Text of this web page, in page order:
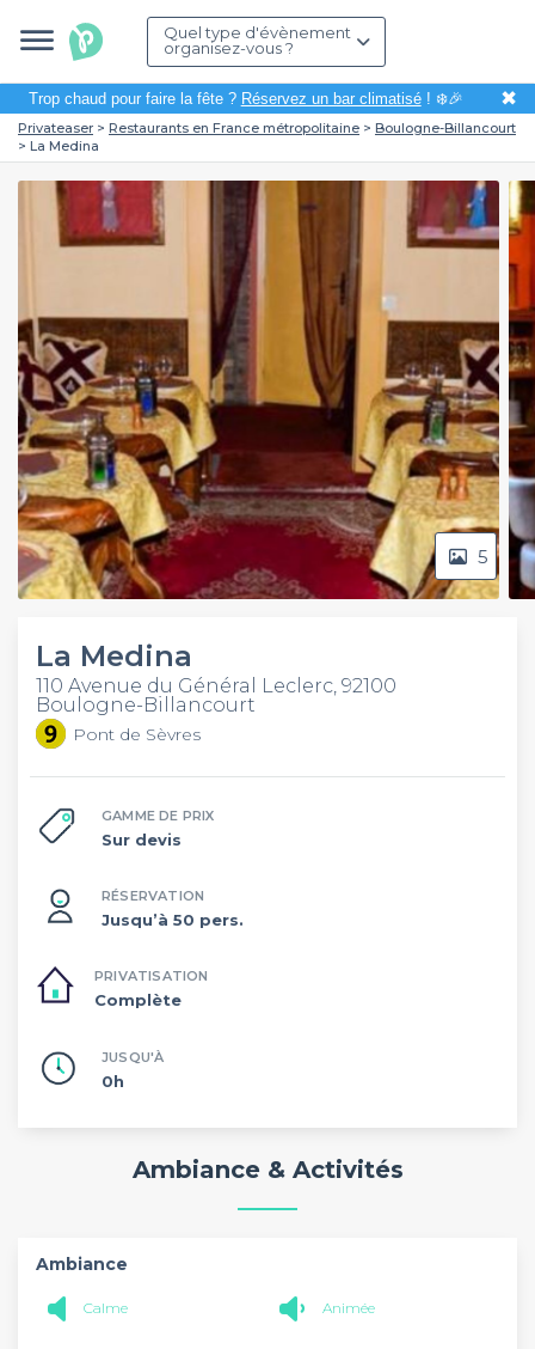
Quel type d'évènement
organisez-vous ?
Trop chaud pour faire la fête ? Réservez un bar climatisé! ❄️🎉 ✖
Privateaser Restaurants en France métropolitaine
Boulogne-Billancourt
La Medina
5
La Medina
110 Avenue du Général Leclerc, 92100
Boulogne-Billancourt
Pont de Sèvres
GAMME DE PRIX
Sur devis
RÉSERVATION
Jusqu’à 50 pers.
PRIVATISATION
Complète
JUSQU'À
0h
Ambiance & Activités
Ambiance
Calme Animée